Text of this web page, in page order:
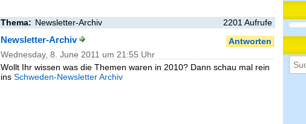
Thema: Newsletter-Archiv
2201 Aufrufe
Antworten
Newsletter-Archiv
Wednesday, 8. June 2011 um 21:55 Uhr
Wollt Ihr wissen was die Themen waren in 2010? Dann schau mal rein
ins Schweden-Newsletter Archiv